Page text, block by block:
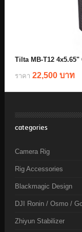
Tilta MB-T12
ราคา 22,500 บาท
categories
Camera Rig
Rig Accessories
Blackmagic Design
DJI Ronin / Osmo /
Zhiyun Stabilizer